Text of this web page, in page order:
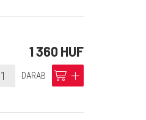
1 360 HUF
DARAB cart add